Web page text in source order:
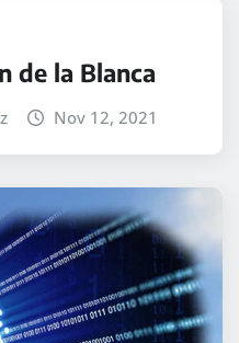
de la Blanca
Nov 12, 2021